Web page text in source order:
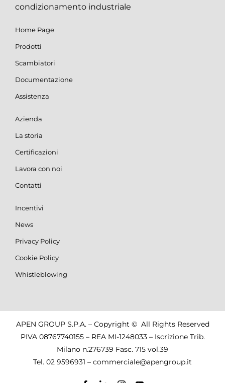
condizionamento industriale
Home Page
Prodotti
Scambiatori
Documentazione
Assistenza
Azienda
La storia
Certificazioni
Lavora con noi
Contatti
Incentivi
News
Privacy Policy
Cookie Policy
Whistleblowing
APEN GROUP S.P.A. – Copyright © All Rights Reserved
PIVA 08767740155 – REA MI-1248033 – Iscrizione Trib.
Milano n.276739 Fasc. 715 vol.39
Tel. 02 9596931 – commerciale@apengroup.it